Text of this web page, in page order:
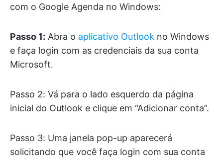
com o Google Agenda no Windows:
Passo 1: Abra o aplicativo Outlook no Windows
e faça login com as credenciais da sua conta
Microsoft.
Passo 2: Vá para o lado esquerdo da página
inicial do Outlook e clique em “Adicionar conta”.
Passo 3: Uma janela pop-up aparecerá
solicitando que você faça login com sua conta